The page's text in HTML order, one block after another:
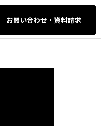
お問い合わせ・資料請求